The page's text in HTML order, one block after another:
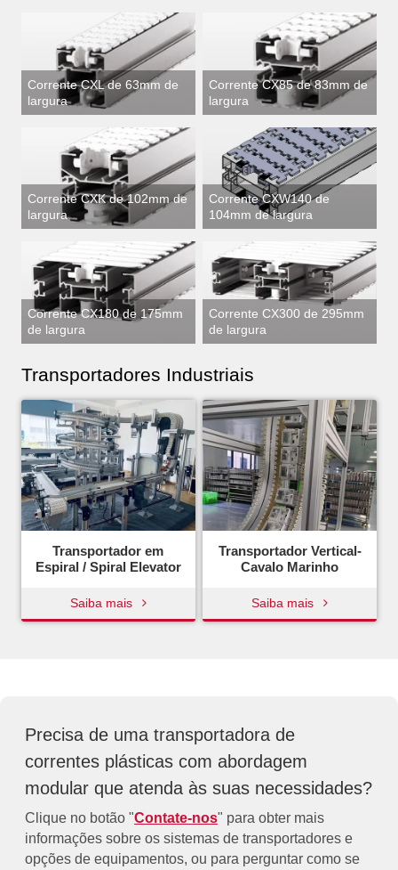
Corrente CXL de 63mm de
largura
Corrente CX85 de 83mm de
largura
Corrente CXK de 102mm de
largura
Corrente CXW140 de
104mm de largura
Corrente CX180 de 175mm
de largura
Corrente CX300 de 295mm
de largura
Transportadores Industriais
Transportador em
Espiral / Spiral Elevator
Saiba mais
Transportador Vertical-
Cavalo Marinho
Saiba mais
Precisa de uma transportadora de
correntes plásticas com abordagem
modular que atenda às suas necessidades?
Clique no botão "Contate-nos" para obter mais
informações sobre os sistemas de transportadores e
opções de equipamentos, ou para perguntar como se